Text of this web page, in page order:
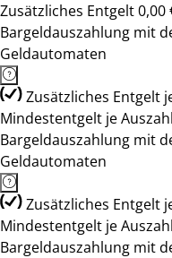
Zusätzliches Entgelt 0,00
Bargeldauszahlung mit
Geldautomaten
Zusätzliches Entgelt
Mindestentgelt je
Bargeldauszahlung mit
Geldautomaten
Zusätzliches Entgelt
Mindestentgelt je
Bargeldauszahlung mit